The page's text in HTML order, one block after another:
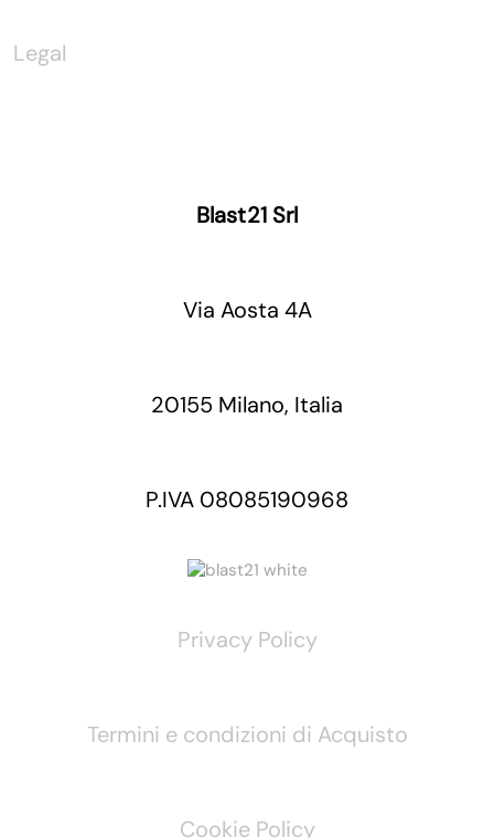
Legal
Blast21 Srl
Via Aosta 4A
20155 Milano, Italia
P.IVA 08085190968
Privacy Policy
Termini e condizioni di Acquisto
Cookie Policy